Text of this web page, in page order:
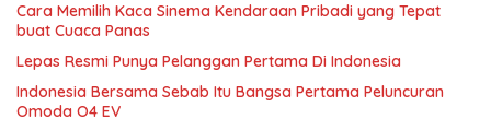
Cara Memilih Kaca Sinema Kendaraan Pribadi yang Tepat
buat Cuaca Panas
Lepas Resmi Punya Pelanggan Pertama Di Indonesia
Indonesia Bersama Sebab Itu Bangsa Pertama Peluncuran
Omoda O4 EV